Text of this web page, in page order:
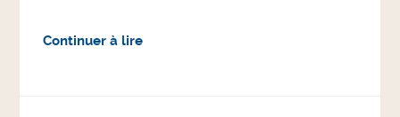
Continuer à lire